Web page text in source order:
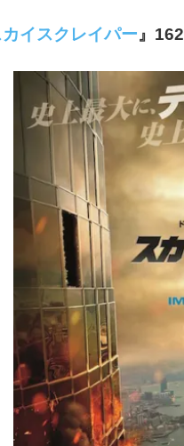
カイスクレイパー』162